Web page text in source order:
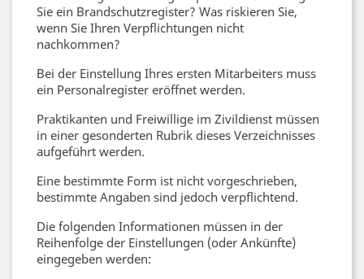
Sie ein Brandschutzregister? Was riskieren Sie,
wenn Sie Ihren Verpflichtungen nicht
nachkommen?
Bei der Einstellung Ihres ersten Mitarbeiters muss
ein Personalregister eröffnet werden.
Praktikanten und Freiwillige im Zivildienst müssen
in einer gesonderten Rubrik dieses Verzeichnisses
aufgeführt werden.
Eine bestimmte Form ist nicht vorgeschrieben,
bestimmte Angaben sind jedoch verpflichtend.
Die folgenden Informationen müssen in der
Reihenfolge der Einstellungen (oder Ankünfte)
eingegeben werden: